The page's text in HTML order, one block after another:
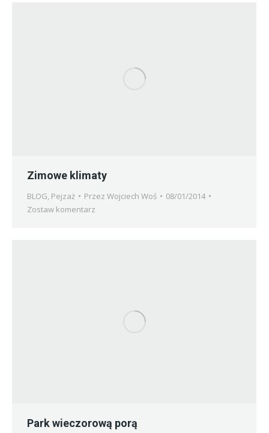
Zimowe klimaty
BLOG, Pejzaż Przez Wojciech Woś
08/01/2014
Zostaw komentarz
Park wieczorową porą